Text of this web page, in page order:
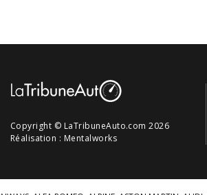
Copyright © LaTribuneAuto.com 2026
Réalisation : Mentalworks